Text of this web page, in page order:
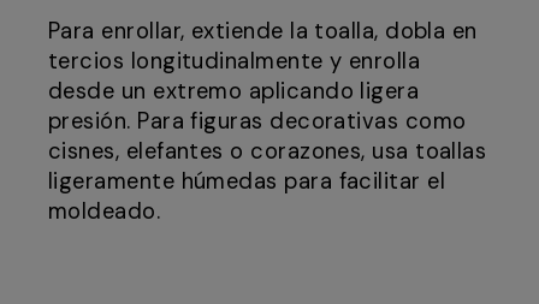
Para enrollar, extiende la toalla, dobla en
tercios longitudinalmente y enrolla
desde un extremo aplicando ligera
presión. Para figuras decorativas como
cisnes, elefantes o corazones, usa toallas
ligeramente húmedas para facilitar el
moldeado.